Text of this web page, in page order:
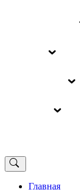
Главная